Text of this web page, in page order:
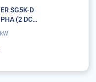
SG5K-D
(2 DC